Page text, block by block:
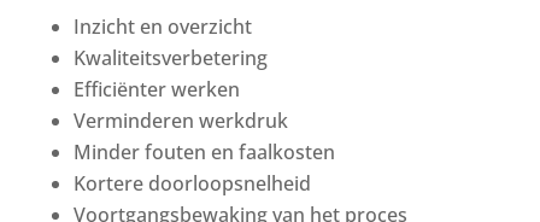
Inzicht en overzicht
Kwaliteitsverbetering
Efficiënter werken
Verminderen werkdruk
Minder fouten en faalkosten
Kortere doorloopsnelheid
Voortgangsbewaking van het proces